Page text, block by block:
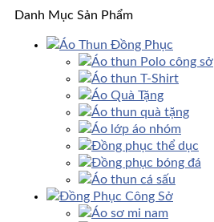
Danh Mục Sản Phẩm
Áo Thun Đồng Phục
Áo thun Polo công sở
Áo thun T-Shirt
Áo Quà Tặng
Áo thun quà tặng
Áo lớp áo nhóm
Đồng phục thể dục
Đồng phục bóng đá
Áo thun cá sấu
Đồng Phục Công Sở
Áo sơ mi nam